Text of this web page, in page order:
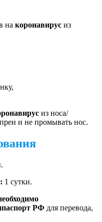
на коронавирус из
из носа/
и не промывать нос.
1 сутки.
РФ для перевода,